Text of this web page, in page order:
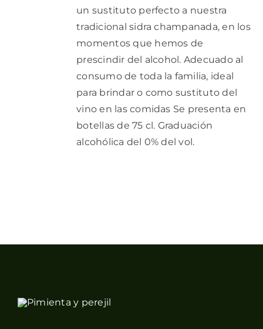
un sustituto perfecto a nuestra
tradicional sidra champanada, en los
momentos que hemos de
prescindir del alcohol. Adecuado al
consumo de toda la familia, ideal
para brindar o como sustituto del
vino en las comidas Se presenta en
botellas de 75 cl. Graduación
alcohólica del 0% del vol.